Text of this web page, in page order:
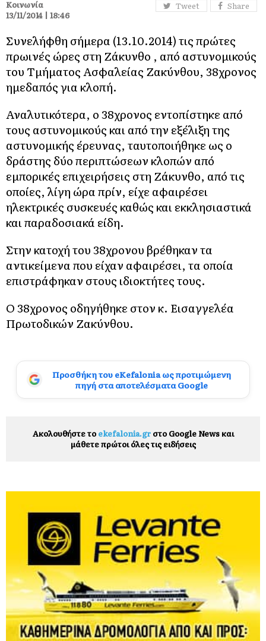
Tweet Share
Κοινωνία
13/11/2014 | 18:46
Συνελήφθη σήμερα (13.10.2014) τις πρώτες
πρωινές ώρες στη Ζάκυνθο , από αστυνομικούς
του Τμήματος Ασφαλείας Ζακύνθου, 38χρονος
ημεδαπός για κλοπή.
Αναλυτικότερα, ο 38χρονος εντοπίστηκε από
τους αστυνομικούς και από την εξέλιξη της
αστυνομικής έρευνας, ταυτοποιήθηκε ως ο
δράστης δύο περιπτώσεων κλοπών από
εμπορικές επιχειρήσεις στη Ζάκυνθο, από τις
οποίες, λίγη ώρα πρίν, είχε αφαιρέσει
ηλεκτρικές συσκευές καθώς και εκκλησιαστικά
και παραδοσιακά είδη.
Στην κατοχή του 38χρονου βρέθηκαν τα
αντικείμενα που είχαν αφαιρέσει, τα οποία
επιστράφηκαν στους ιδιοκτήτες τους.
Ο 38χρονος οδηγήθηκε στον κ. Εισαγγελέα
Πρωτοδικών Ζακύνθου.
Προσθήκη του eKefalonia ως προτιμώμενη
πηγή στα αποτελέσματα Google
Ακολουθήστε το ekefalonia.grστο Google News και
μάθετε πρώτοι όλες τις ειδήσεις